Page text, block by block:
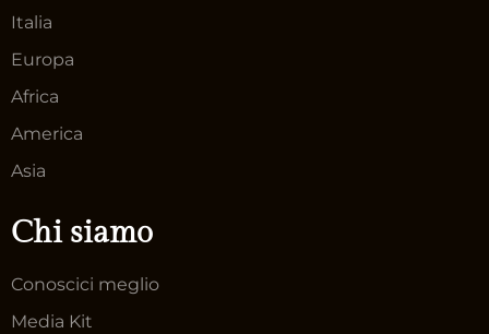
Italia
Europa
Africa
America
Asia
Chi siamo
Conoscici meglio
Media Kit